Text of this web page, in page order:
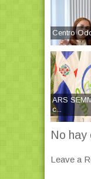
Centro
ARS
c...
No hay
Leave a